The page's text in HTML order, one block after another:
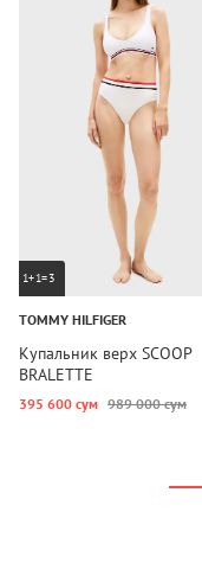
1+1=3
TOMMY HILFIGER
Купальник верх SCOOP
BRALETTE
395 600 сум 989 000 сум